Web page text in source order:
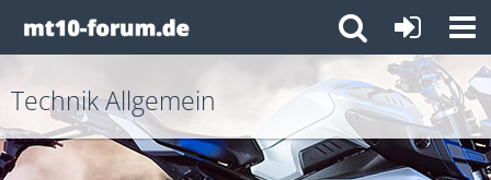
Technik Allgemein